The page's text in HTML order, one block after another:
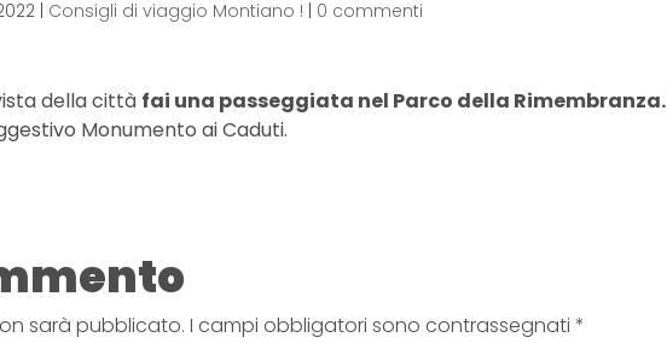
Consigli di viaggio Montiano ! 0 commenti
della città fai una passeggiata nel Parco della Rimembranza.
Monumento ai Caduti.
sarà pubblicato. I campi obbligatori sono contrassegnati*